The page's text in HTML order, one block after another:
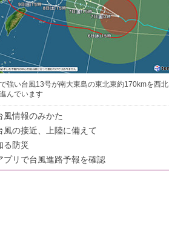
強い台風13号が南大東島の東北東約170kmを西北
んでいます
風情報のみかた
風の接近、上陸に備えて
る防災
プリで台風進路予報を確認